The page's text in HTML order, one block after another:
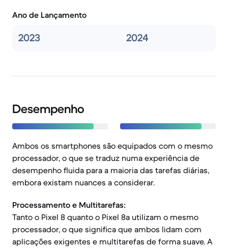
Ano de Lançamento
2023 2024
Desempenho
Ambos os smartphones são equipados com o mesmo
processador, o que se traduz numa experiência de
desempenho fluida para a maioria das tarefas diárias,
embora existam nuances a considerar.
Processamento e Multitarefas:
Tanto o Pixel 8 quanto o Pixel 8a utilizam o mesmo
processador, o que significa que ambos lidam com
aplicações exigentes e multitarefas de forma suave. A